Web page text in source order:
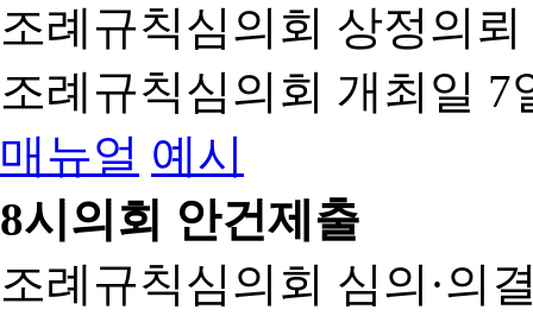
조례규칙심의회 상정의
조례규칙심의회 개최일 7
매뉴얼 예시
8시의회 안건제출
조례규칙심의회 심의·의